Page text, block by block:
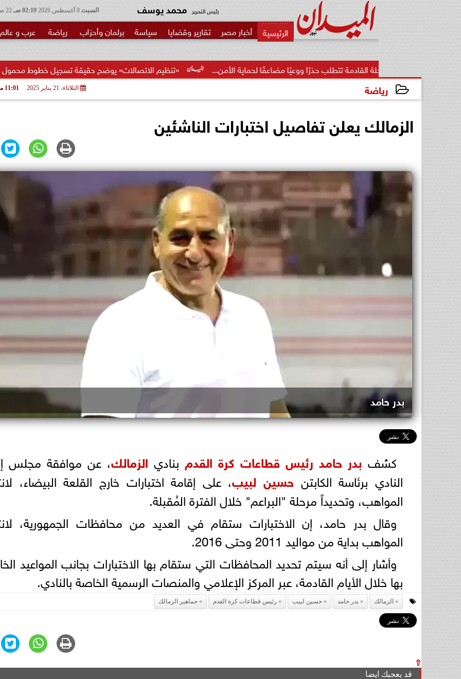
السبت 02:19 صـ رئيس التحرير محمد يوسف
أخبار مصر تقارير وقضايا سياسة برلمان وأحزاب رياضة عرب و عالم
«تنظيم الاتصالات» يوضح حقيقة تسجيل خطوط محمول بأسماء المرحلة القادمة تتطلب حذرًا ووعيًا مضاعفًا لحماية الأمن...
رياضة الثلاثاء، 21 يناير 2025 11:01 مـ
الزمالك يعلن تفاصيل اختبارات الناشئين
بدر حامد
كشف بدر حامد رئيس قطاعات كرة القدم بنادي الزمالك، عن موافقة مجلس
النادي برئاسة الكابتن حسين لبيب، على إقامة اختبارات خارج القلعة البيضاء،
المواهب، وتحديداً مرحلة "البراعم" خلال الفترة المُقبلة.
وقال بدر حامد، إن الاختبارات ستقام في العديد من محافظات الجمهورية،
المواهب بداية من مواليد 2011 وحتى 2016.
وأشار إلى أنه سيتم تحديد المحافظات التي ستقام بها الاختبارات بجانب المواعيد
بها خلال الأيام القادمة، عبر المركز الإعلامي والمنصات الرسمية الخاصة بالنادي.
الزمالك بدر حامد حسين لبيب رئيس قطاعات كرة القدم جماهير الزمالك
⇧
قد يعجبك ايضا